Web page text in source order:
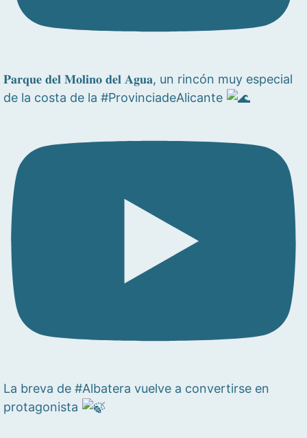
𝐏𝐚𝐫𝐪𝐮𝐞 𝐝𝐞𝐥 𝐌𝐨𝐥𝐢𝐧𝐨 𝐝𝐞𝐥 𝐀𝐠𝐮𝐚, un rincón muy especial
de la costa de la #ProvinciadeAlicante
La breva de #Albatera vuelve a convertirse en
protagonista